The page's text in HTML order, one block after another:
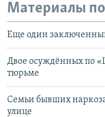
Материалы
Еще один
Двое осуждённых по
тюрьме
Семьи бывших
улице